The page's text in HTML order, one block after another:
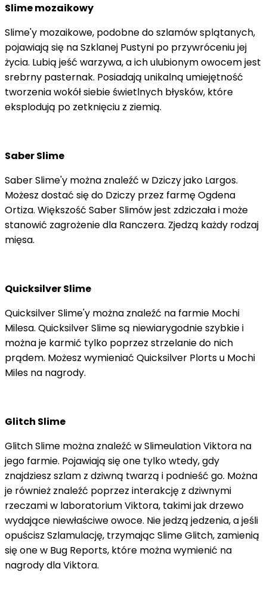
Slime mozaikowy
Slime'y mozaikowe, podobne do szlamów splątanych,
pojawiają się na Szklanej Pustyni po przywróceniu jej
życia. Lubią jeść warzywa, a ich ulubionym owocem jest
srebrny pasternak. Posiadają unikalną umiejętność
tworzenia wokół siebie świetlnych błysków, które
eksplodują po zetknięciu z ziemią.
Saber Slime
Saber Slime'y można znaleźć w Dziczy jako Largos.
Możesz dostać się do Dziczy przez farmę Ogdena
Ortiza. Większość Saber Slimów jest zdziczała i może
stanowić zagrożenie dla Ranczera. Zjedzą każdy rodzaj
mięsa.
Quicksilver Slime
Quicksilver Slime'y można znaleźć na farmie Mochi
Milesa. Quicksilver Slime są niewiarygodnie szybkie i
można je karmić tylko poprzez strzelanie do nich
prądem. Możesz wymieniać Quicksilver Plorts u Mochi
Miles na nagrody.
Glitch Slime
Glitch Slime można znaleźć w Slimeulation Viktora na
jego farmie. Pojawiają się one tylko wtedy, gdy
znajdziesz szlam z dziwną twarzą i podnieść go. Można
je również znaleźć poprzez interakcję z dziwnymi
rzeczami w laboratorium Viktora, takimi jak drzewo
wydające niewłaściwe owoce. Nie jedzą jedzenia, a jeśli
opuścisz Szlamulację, trzymając Slime Glitch, zamienią
się one w Bug Reports, które można wymienić na
nagrody dla Viktora.